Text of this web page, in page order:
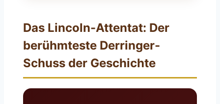
Das Lincoln-Attentat: Der
berühmteste Derringer-
Schuss der Geschichte